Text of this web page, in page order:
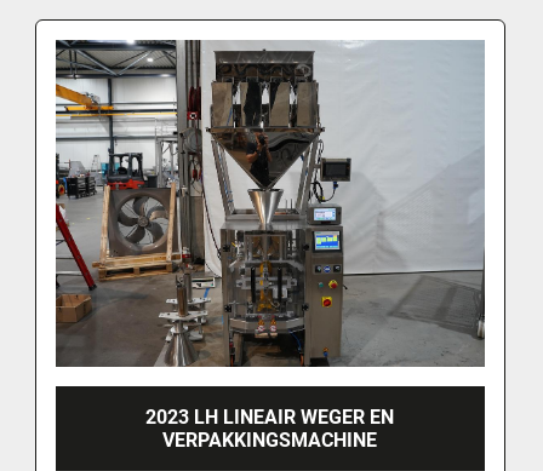
2023 LH LINEAIR WEGER EN
VERPAKKINGSMACHINE